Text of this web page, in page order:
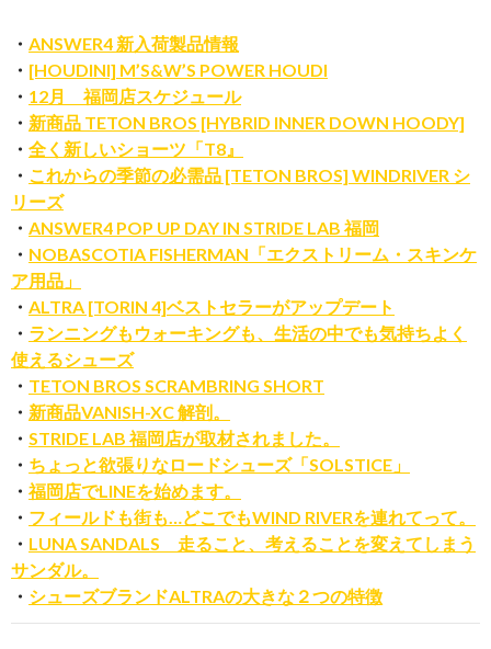
・ ANSWER4 新入荷製品情報
・ [HOUDINI] M’S&W’S POWER HOUDI
・ 12月 福岡店スケジュール
・ 新商品 TETON BROS [HYBRID INNER DOWN HOODY]
・ 全く新しいショーツ「T8』
・ これからの季節の必需品 [TETON BROS] WINDRIVER シ
リーズ
・ ANSWER4 POP UP DAY IN STRIDE LAB 福岡
・ NOBASCOTIA FISHERMAN「エクストリーム・スキンケ
ア用品」
・ ALTRA [TORIN 4]ベストセラーがアップデート
・ ランニングもウォーキングも、生活の中でも気持ちよく
使えるシューズ
・ TETON BROS SCRAMBRING SHORT
・ 新商品VANISH-XC 解剖。
・ STRIDE LAB 福岡店が取材されました。
・ ちょっと欲張りなロードシューズ「SOLSTICE」
・福岡店でLINEを始めます。
・ フィールドも街も…どこでもWIND RIVERを連れてって。
・ LUNA SANDALS 走ること、考えることを変えてしまう
サンダル。
・ シューズブランドALTRAの大きな２つの特徴